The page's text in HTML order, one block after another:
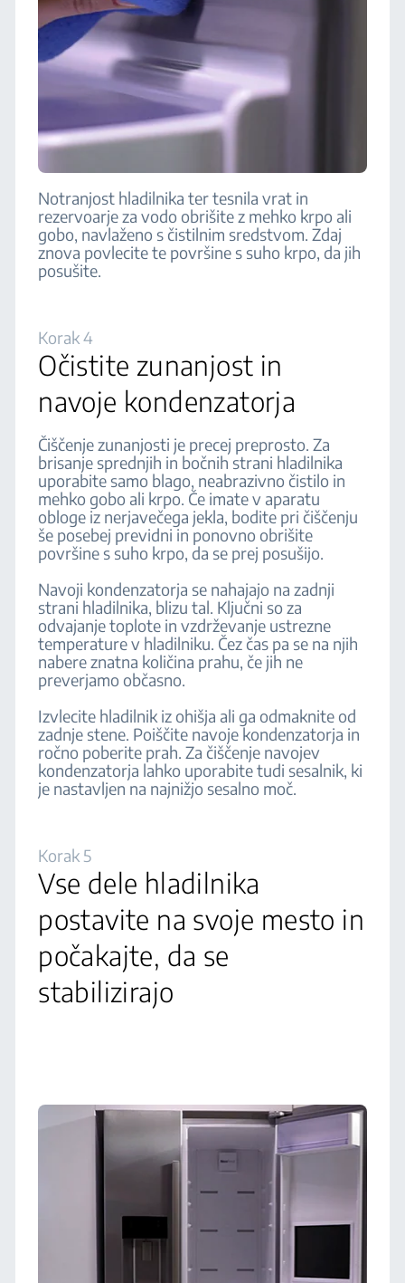
Notranjost hladilnika ter tesnila vrat in
rezervoarje za vodo obrišite z mehko krpo ali
gobo, navlaženo s čistilnim sredstvom. Zdaj
znova povlecite te površine s suho krpo, da jih
posušite.
Korak 4
Očistite zunanjost in
navoje kondenzatorja
Čiščenje zunanjosti je precej preprosto. Za
brisanje sprednjih in bočnih strani hladilnika
uporabite samo blago, neabrazivno čistilo in
mehko gobo ali krpo. Če imate v aparatu
obloge iz nerjavečega jekla, bodite pri čiščenju
še posebej previdni in ponovno obrišite
površine s suho krpo, da se prej posušijo.
Navoji kondenzatorja se nahajajo na zadnji
strani hladilnika, blizu tal. Ključni so za
odvajanje toplote in vzdrževanje ustrezne
temperature v hladilniku. Čez čas pa se na njih
nabere znatna količina prahu, če jih ne
preverjamo občasno.
Izvlecite hladilnik iz ohišja ali ga odmaknite od
zadnje stene. Poiščite navoje kondenzatorja in
ročno poberite prah. Za čiščenje navojev
kondenzatorja lahko uporabite tudi sesalnik, ki
je nastavljen na najnižjo sesalno moč.
Korak 5
Vse dele hladilnika
postavite na svoje mesto in
počakajte, da se
stabilizirajo